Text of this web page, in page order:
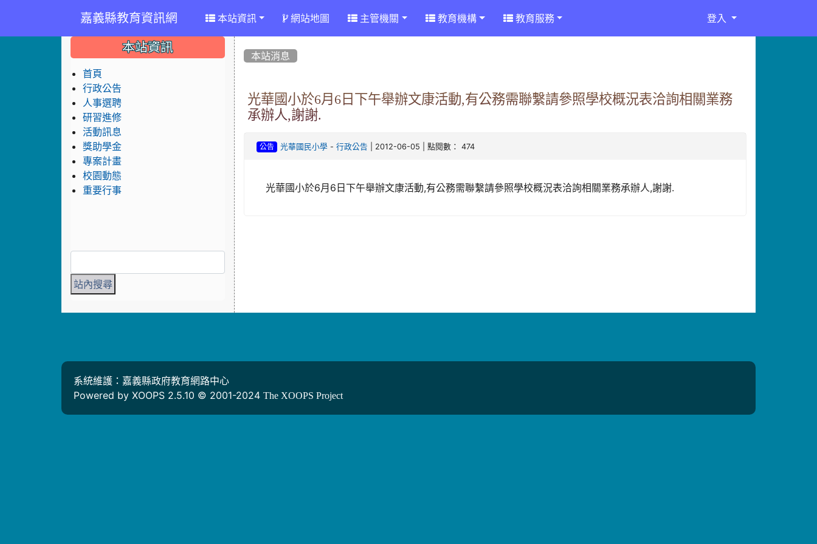
嘉義縣教育資訊網 本站資訊 網站地圖 主管機關 教育機構 教育服務 登入
本站消息
光華國小於6月6日下午舉辦文康活動,有公務需聯繫請參照學校概況表洽詢相關業務
承辦人,謝謝.
公告 光華國民小學 - 行政公告 | 2012-06-05 | 點閱數： 474
光華國小於6月6日下午舉辦文康活動,有公務需聯繫請參照學校概況表洽詢相關業務承辦人,謝謝.
::: 本站資訊
首頁
行政公告
人事選聘
研習進修
活動訊息
獎助學金
專案計畫
校園動態
重要行事
系統維護：嘉義縣政府教育網路中心
Powered by XOOPS 2.5.10 © 2001-2024 The XOOPS Project